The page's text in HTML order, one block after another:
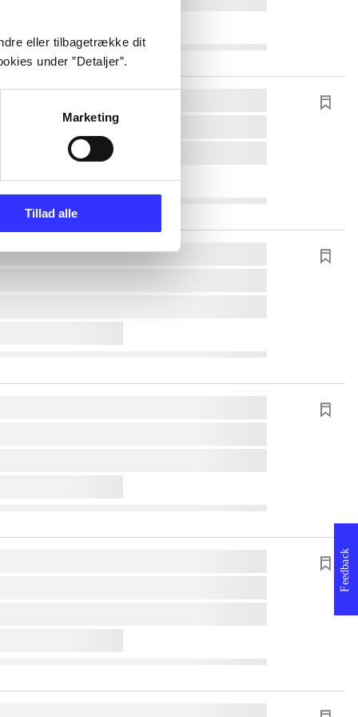
eller tilbagetrække dit
under ”Detaljer”.
Marketing
Tillad alle
Feedback